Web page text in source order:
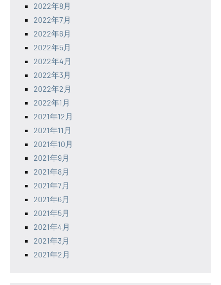
2022年8月
2022年7月
2022年6月
2022年5月
2022年4月
2022年3月
2022年2月
2022年1月
2021年12月
2021年11月
2021年10月
2021年9月
2021年8月
2021年7月
2021年6月
2021年5月
2021年4月
2021年3月
2021年2月